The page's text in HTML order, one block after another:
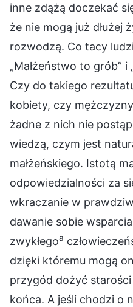
inne zdążą doczekać
że nie mogą już dłużej
rozwodzą. Co tacy
„Małżeństwo to grób” i
Czy do takiego
kobiety, czy
żadne z nich nie
wiedzą, czym jest
małżeńskiego. Istotą
odpowiedzialności za
wkraczanie w
dawanie sobie
zwykłegoa
dzięki któremu mogą
przygód dożyć
końca. A jeśli chodzi o